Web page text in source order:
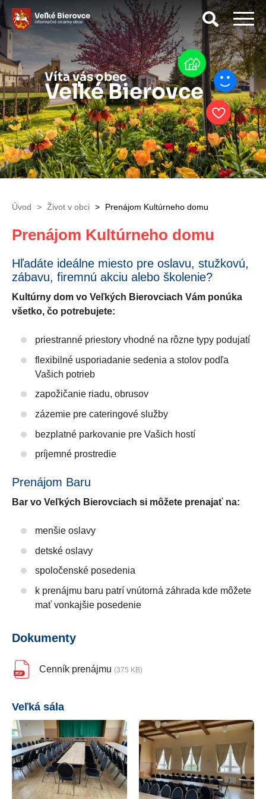
Víta vás obec
Veľké Bierovce
Úvod Život v obci Prenájom Kultúrneho domu
Prenájom Kultúrneho domu
Hľadáte ideálne miesto pre oslavu, stužkovú,
zábavu, firemnú akciu alebo školenie?
Kultúrny dom vo Veľkých Bierovciach Vám ponúka
všetko, čo potrebujete:
priestranné priestory vhodné na rôzne typy podujatí
flexibilné usporiadanie sedenia a stolov podľa
Vašich potrieb
zapožičanie riadu, obrusov
zázemie pre cateringové služby
bezplatné parkovanie pre Vašich hostí
príjemné prostredie
Prenájom Baru
Bar vo Veľkých Bierovciach si môžete prenajať na:
menšie oslavy
detské oslavy
spoločenské posedenia
k prenájmu baru patrí vnútorná záhrada kde môžete
mať vonkajšie posedenie
Dokumenty
Cenník prenájmu (375 KB)
Veľká sála